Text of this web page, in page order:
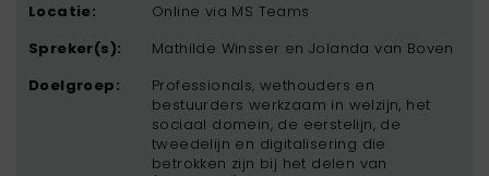
Locatie:
Online via MS Teams
Spreker(s):
Mathilde Winsser en Jolanda van Boven
Doelgroep:
Professionals, wethouders en
bestuurders werkzaam in welzijn, het
sociaal domein, de eerstelijn, de
tweedelijn en digitalisering die
betrokken zijn bij het delen van